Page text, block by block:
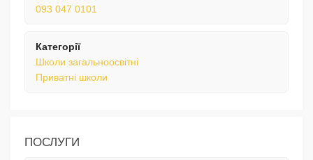
093 047 0101
Категорії
Школи загальноосвітні
Приватні школи
ПОСЛУГИ